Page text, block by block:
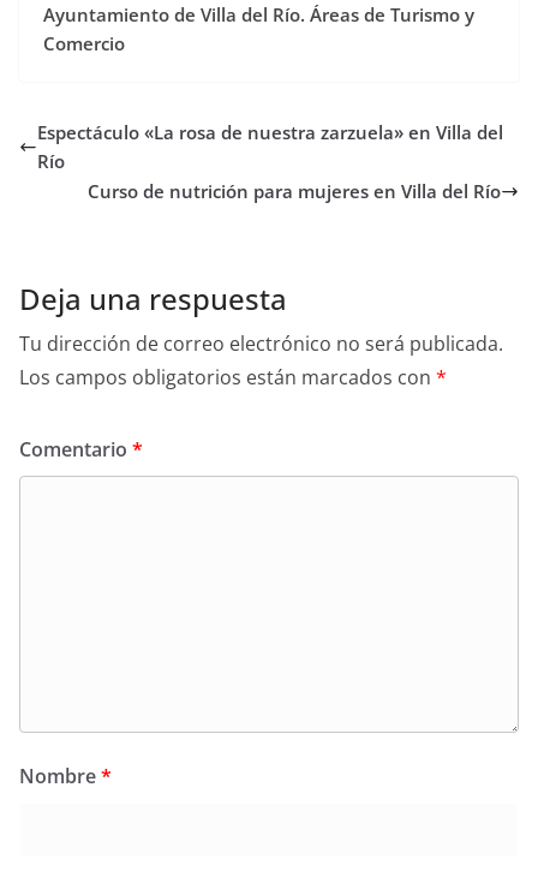
Ayuntamiento de Villa del Río. Áreas de Turismo y
Comercio
Espectáculo «La rosa de nuestra zarzuela» en Villa del
Río
Curso de nutrición para mujeres en Villa del Río
Deja una respuesta
Tu dirección de correo electrónico no será publicada.
Los campos obligatorios están marcados con *
Comentario *
Nombre*